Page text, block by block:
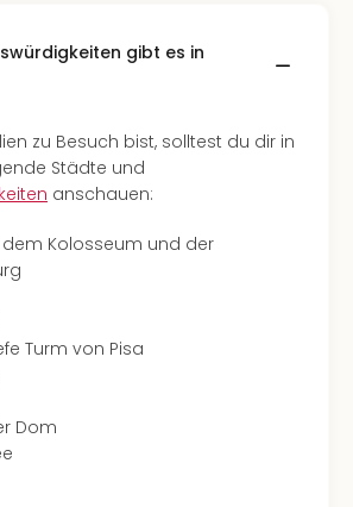
gibt es in
zu Besuch bist, solltest du dir in
Städte und
anschauen:
Kolosseum und der
Turm von Pisa
Dom